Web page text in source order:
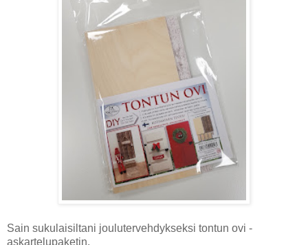
Sain sukulaisiltani joulutervehdykseksi tontun ovi -
askartelupaketin.